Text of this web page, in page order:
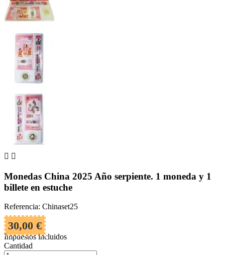
 
Monedas China 2025 Año serpiente. 1 moneda y 1
billete en estuche
Referencia: Chinaset25
30,00 €
Impuestos incluidos
Cantidad